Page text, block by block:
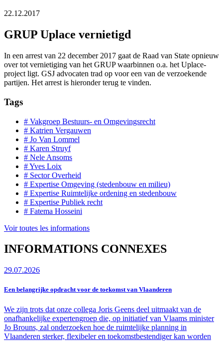
22.12.2017
GRUP Uplace vernietigd
In een arrest van 22 december 2017 gaat de Raad van State opnieuw
over tot vernietiging van het GRUP waarbinnen o.a. het Uplace-
project ligt. GSJ advocaten trad op voor een van de verzoekende
partijen. Het arrest is hieronder terug te vinden.
Tags
# Vakgroep Bestuurs- en Omgevingsrecht
# Katrien Vergauwen
# Jo Van Lommel
# Karen Struyf
# Nele Ansoms
# Yves Loix
# Sector Overheid
# Expertise Omgeving (stedenbouw en milieu)
# Expertise Ruimtelijke ordening en stedenbouw
# Expertise Publiek recht
# Fatema Hosseini
Voir toutes les informations
INFORMATIONS CONNEXES
29.07.2026
Een belangrijke opdracht voor de toekomst van Vlaanderen
We zijn trots dat onze collega Joris Geens deel uitmaakt van de
onafhankelijke expertengroep die, op initiatief van Vlaams minister
Jo Brouns, zal onderzoeken hoe de ruimtelijke planning in
Vlaanderen sterker, flexibeler en toekomstbestendiger kan worden